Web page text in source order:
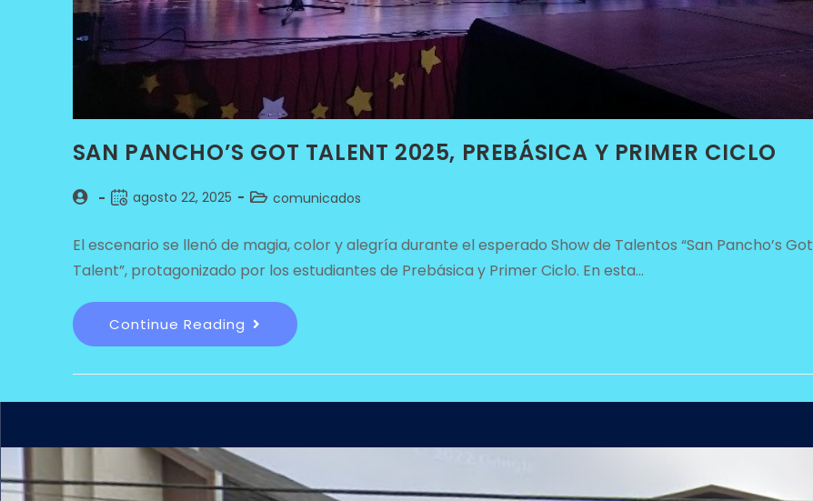
SAN PANCHO’S GOT TALENT 2025, PREBÁSICA Y PRIMER CICLO
agosto 22, 2025 comunicados
El escenario se llenó de magia, color y alegría durante el esperado Show de Talentos “San Pancho’s Got
Talent”, protagonizado por los estudiantes de Prebásica y Primer Ciclo. En esta…
Continue Reading